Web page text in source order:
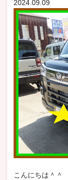
2024.09.09
こんにちは＾＾